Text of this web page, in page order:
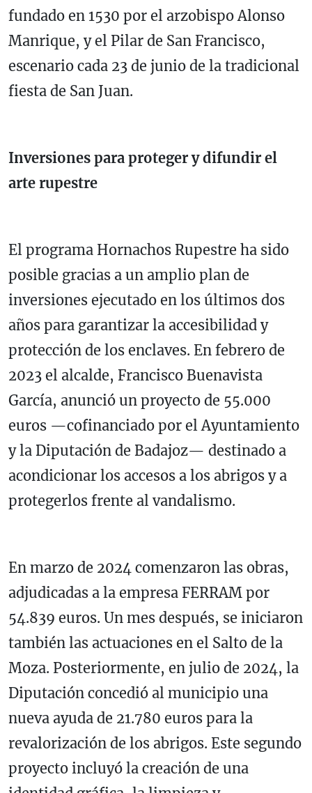
fundado en 1530 por el arzobispo Alonso
Manrique, y el Pilar de San Francisco,
escenario cada 23 de junio de la tradicional
fiesta de San Juan.
Inversiones para proteger y difundir el
arte rupestre
El programa Hornachos Rupestre ha sido
posible gracias a un amplio plan de
inversiones ejecutado en los últimos dos
años para garantizar la accesibilidad y
protección de los enclaves. En febrero de
2023 el alcalde, Francisco Buenavista
García, anunció un proyecto de 55.000
euros —cofinanciado por el Ayuntamiento
y la Diputación de Badajoz— destinado a
acondicionar los accesos a los abrigos y a
protegerlos frente al vandalismo.
En marzo de 2024 comenzaron las obras,
adjudicadas a la empresa FERRAM por
54.839 euros. Un mes después, se iniciaron
también las actuaciones en el Salto de la
Moza. Posteriormente, en julio de 2024, la
Diputación concedió al municipio una
nueva ayuda de 21.780 euros para la
revalorización de los abrigos. Este segundo
proyecto incluyó la creación de una